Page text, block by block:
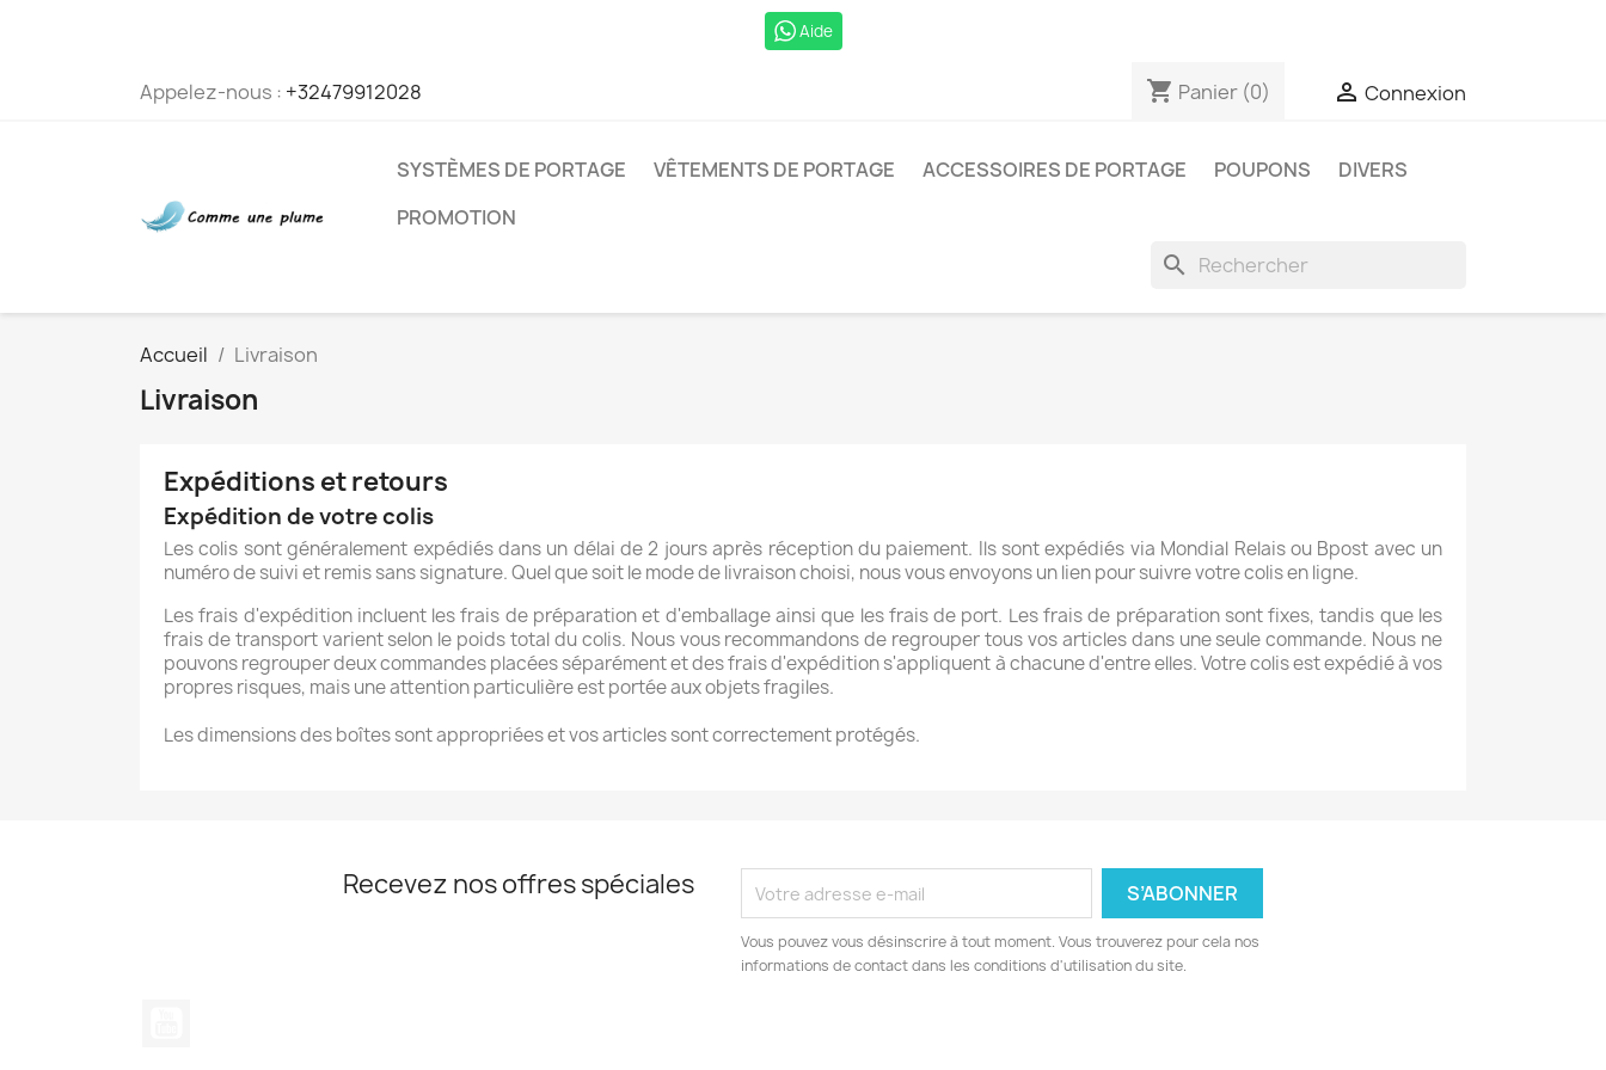
Aide
Appelez-nous : +32479912028 shopping_cart Panier (0)  Connexion
SYSTÈMES DE PORTAGE VÊTEMENTS DE PORTAGE ACCESSOIRES DE PORTAGE POUPONS
DIVERS
PROMOTION
search
Accueil Livraison
Livraison
Expéditions et retours
Expédition de votre colis
Les colis sont généralement expédiés dans un délai de 2 jours après réception du paiement. Ils sont expédiés via Mondial Relais ou Bpost avec un
numéro de suivi et remis sans signature. Quel que soit le mode de livraison choisi, nous vous envoyons un lien pour suivre votre colis en ligne.
Les frais d'expédition incluent les frais de préparation et d'emballage ainsi que les frais de port. Les frais de préparation sont fixes, tandis que les
frais de transport varient selon le poids total du colis. Nous vous recommandons de regrouper tous vos articles dans une seule commande. Nous ne
pouvons regrouper deux commandes placées séparément et des frais d'expédition s'appliquent à chacune d'entre elles. Votre colis est expédié à vos
propres risques, mais une attention particulière est portée aux objets fragiles.
Les dimensions des boîtes sont appropriées et vos articles sont correctement protégés.
Recevez nos offres spéciales
Vous pouvez vous désinscrire à tout moment. Vous trouverez pour cela nos
informations de contact dans les conditions d'utilisation du site.